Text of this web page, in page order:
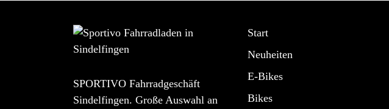
SPORTIVO Fahrradgeschäft
Sindelfingen. Große Auswahl an
Start
Neuheiten
E-Bikes
Bikes